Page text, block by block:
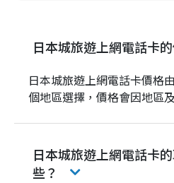
日本城旅遊上網電話卡
日本城旅遊上網電話卡價格
個地區選擇，價格會因地區
日本城旅遊上網電話卡
些？